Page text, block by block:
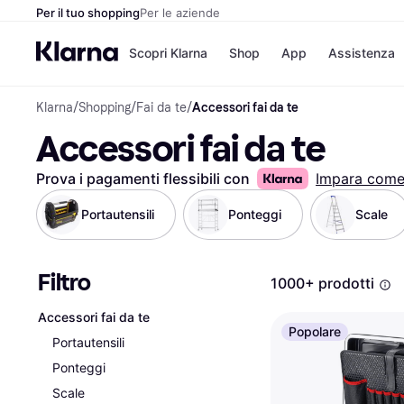
Per il tuo shoppingPer le aziende
Scopri Klarna
Opzioni di
Opzioni di pagamento
Paga ora
Paga in 3 rate
Paga dopo 30 giorni
Finanziamento
Shop
eBay
Zalando
Elenco negozi
App Assistenza
Klarna/Shopping/Fai da te/Accessori fai da te
Accessori fai da te
Prova i pagamenti flessibili con Impara come
Portautensili Ponteggi Scale
Filtro
Accessori fai da te
Portautensili
Ponteggi
Scale
1000+ prodotti
Popolare